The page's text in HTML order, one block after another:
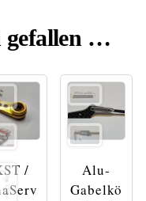
gefallen …
/
Alu-
Gabelkö